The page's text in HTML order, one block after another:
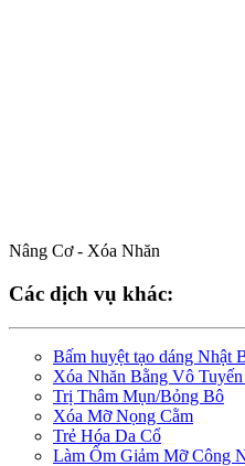
Nâng Cơ - Xóa Nhăn
Các dịch vụ khác:
Bấm huyệt tạo dáng Nhật
Xóa Nhăn Bằng Vô
Trị Thâm Mụn/Bỏng Bô
Xóa Mỡ Nọng Cằm
Trẻ Hóa Da Cổ
Làm Ốm Giảm Mỡ Công